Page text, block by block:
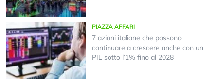
PIAZZA AFFARI
7 azioni italiane che possono
continuare a crescere anche con un
PIL sotto l’1% fino al 2028